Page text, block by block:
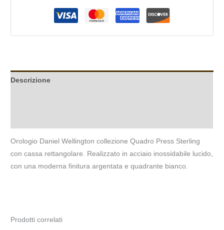
Descrizione
Orologio Daniel Wellington collezione Quadro Press Sterling
con cassa rettangolare. Realizzato in acciaio inossidabile lucido,
con una moderna finitura argentata e quadrante bianco.
Prodotti correlati